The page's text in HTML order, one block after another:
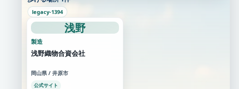
legacy-1394
浅野
製造
浅野織物合資会社
岡山県 / 井原市
公式サイト